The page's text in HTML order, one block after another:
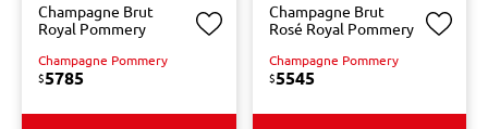
Champagne Brut
Royal Pommery
Champagne Pommery
$5785
Champagne Brut
Rosé Royal Pommery
Champagne Pommery
$5545